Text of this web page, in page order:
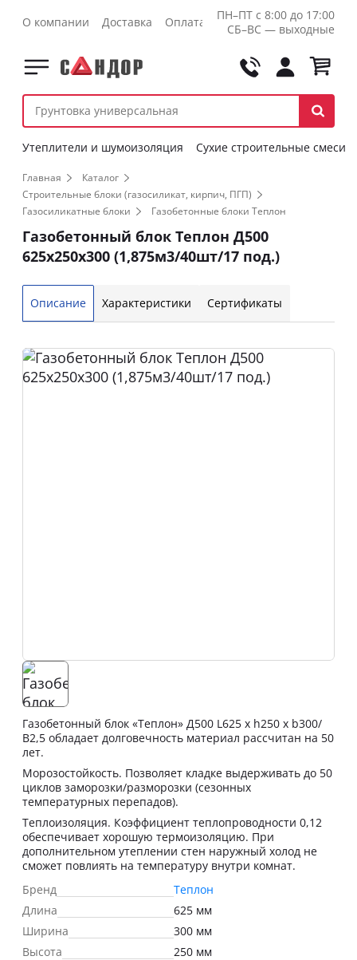
О компании Доставка Оплата Контакты Оптовикам
ПН–ПТ с 8:00 до 17:00
СБ–ВС — выходные
Утеплители и шумоизоляция Сухие строительные смеси
Главная
Каталог
Строительные блоки (газосиликат, кирпич, ПГП)
Газосиликатные блоки
Газобетонные блоки Теплон
Газобетонный блок Теплон Д500
625х250х300 (1,875м3/40шт/17 под.)
Описание Характеристики Сертификаты
Газобетонный блок «Теплон» Д500 L625 х h250 х b300/
В2,5 обладает долговечность материал рассчитан на 50
лет.
Морозостойкость. Позволяет кладке выдерживать до 50
циклов заморозки/разморозки (сезонных
температурных перепадов).
Теплоизоляция. Коэффициент теплопроводности 0,12
обеспечивает хорошую термоизоляцию. При
дополнительном утеплении стен наружный холод не
сможет повлиять на температуру внутри комнат.
Бренд
Теплон
Длина
625 мм
Ширина
300 мм
Высота
250 мм